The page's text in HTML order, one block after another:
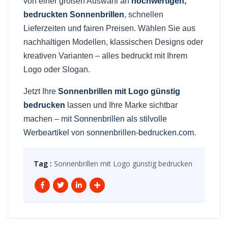
bedruckten Sonnenbrillen, schnellen
Lieferzeiten und fairen Preisen. Wählen Sie aus
nachhaltigen Modellen, klassischen Designs oder
kreativen Varianten – alles bedruckt mit Ihrem
Logo oder Slogan.
Jetzt Ihre Sonnenbrillen mit Logo günstig
bedrucken lassen und Ihre Marke sichtbar
machen – mit Sonnenbrillen als stilvolle
Werbeartikel von sonnenbrillen-bedrucken.com.
Tag : Sonnenbrillen mit Logo günstig bedrucken